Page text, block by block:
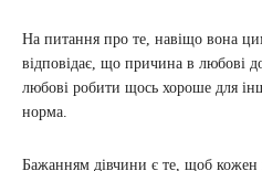
На питання про те, навіщо вона
відповідає, що причина в любові
любові робити щось хороше для
норма.
Бажанням дівчини є те, щоб кожен